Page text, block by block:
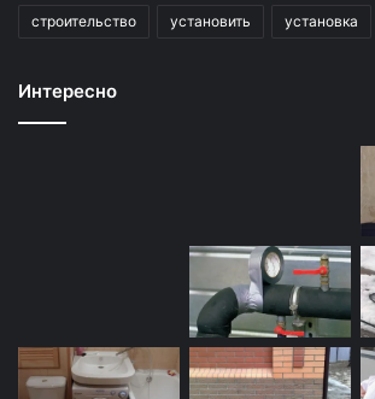
строительство установить установка
Интересно